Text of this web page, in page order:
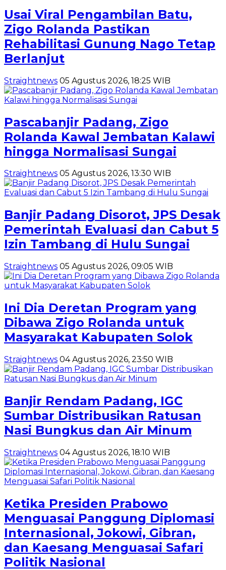
Usai Viral Pengambilan Batu,
Zigo Rolanda Pastikan
Rehabilitasi Gunung Nago Tetap
Berlanjut
Straightnews 05 Agustus 2026, 18:25 WIB
Pascabanjir Padang, Zigo
Rolanda Kawal Jembatan Kalawi
hingga Normalisasi Sungai
Straightnews 05 Agustus 2026, 13:30 WIB
Banjir Padang Disorot, JPS Desak
Pemerintah Evaluasi dan Cabut 5
Izin Tambang di Hulu Sungai
Straightnews 05 Agustus 2026, 09:05 WIB
Ini Dia Deretan Program yang
Dibawa Zigo Rolanda untuk
Masyarakat Kabupaten Solok
Straightnews 04 Agustus 2026, 23:50 WIB
Banjir Rendam Padang, IGC
Sumbar Distribusikan Ratusan
Nasi Bungkus dan Air Minum
Straightnews 04 Agustus 2026, 18:10 WIB
Ketika Presiden Prabowo
Menguasai Panggung Diplomasi
Internasional, Jokowi, Gibran,
dan Kaesang Menguasai Safari
Politik Nasional